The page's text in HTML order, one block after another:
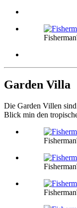
Garden Villa
Die Garden Villen
Blick min den